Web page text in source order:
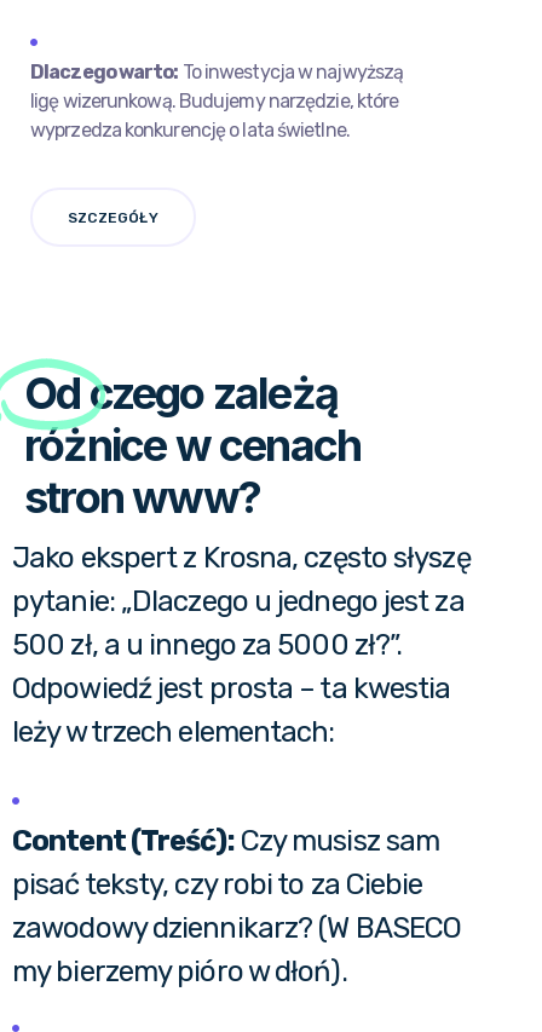
Dlaczego warto: To inwestycja w najwyższą
ligę wizerunkową. Budujemy narzędzie, które
wyprzedza konkurencję o lata świetlne.
SZCZEGÓŁY
Odczego zależą
różnice w cenach
stron www?
Jako ekspert z Krosna, często słyszę
pytanie: „Dlaczego u jednego jest za
500 zł, a u innego za 5000 zł?”.
Odpowiedź jest prosta – ta kwestia
leży w trzech elementach:
Content (Treść):Czy musisz sam
pisać teksty, czy robi to za Ciebie
zawodowy dziennikarz? (W BASECO
my bierzemy pióro w dłoń).